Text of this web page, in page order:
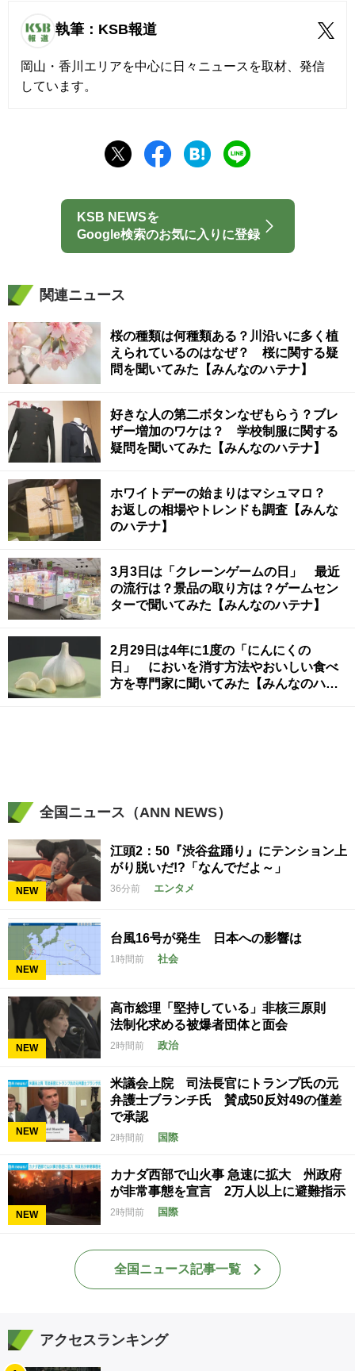
執筆：KSB報道
岡山・香川エリアを中心に日々ニュースを取材、発信
しています。
KSB NEWSを
Google検索のお気に入りに登録
関連ニュース
桜の種類は何種類ある？川沿いに多く植
えられているのはなぜ？ 桜に関する疑
問を聞いてみた【みんなのハテナ】
好きな人の第二ボタンなぜもらう？ブレ
ザー増加のワケは？ 学校制服に関する
疑問を聞いてみた【みんなのハテナ】
ホワイトデーの始まりはマシュマロ？
お返しの相場やトレンドも調査【みんな
のハテナ】
3月3日は「クレーンゲームの日」 最近
の流行は？景品の取り方は？ゲームセン
ターで聞いてみた【みんなのハテナ】
2月29日は4年に1度の「にんにくの
日」 においを消す方法やおいしい食べ
方を専門家に聞いてみた【みんなのハテ
全国ニュース（ANN NEWS）
NEW
江頭2：50『渋谷盆踊り』にテンション上
がり脱いだ!?「なんでだよ～」
36分前 エンタメ
NEW
台風16号が発生 日本への影響は
1時間前 社会
NEW
高市総理「堅持している」非核三原則
法制化求める被爆者団体と面会
2時間前 政治
NEW
米議会上院 司法長官にトランプ氏の元
弁護士ブランチ氏 賛成50反対49の僅差
で承認
2時間前 国際
NEW
カナダ西部で山火事 急速に拡大 州政府
が非常事態を宣言 2万人以上に避難指示
2時間前 国際
全国ニュース記事一覧
アクセスランキング